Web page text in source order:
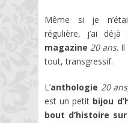
Même si je
régulière, j’ai
magazine 20 ans. Il
tout, transgressif.
L’anthologie 20
est un petit bijou
bout d’histoire